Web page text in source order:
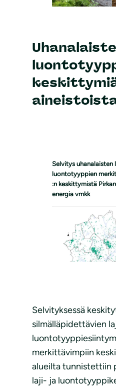
Selvitys uhanalaisten
luontotyyppien
:n keskittymistä
energia vmkk
Selvityksessä
silmälläpidettävien
merkittävimpiin
alueilta tunnistettiin
laji- ja